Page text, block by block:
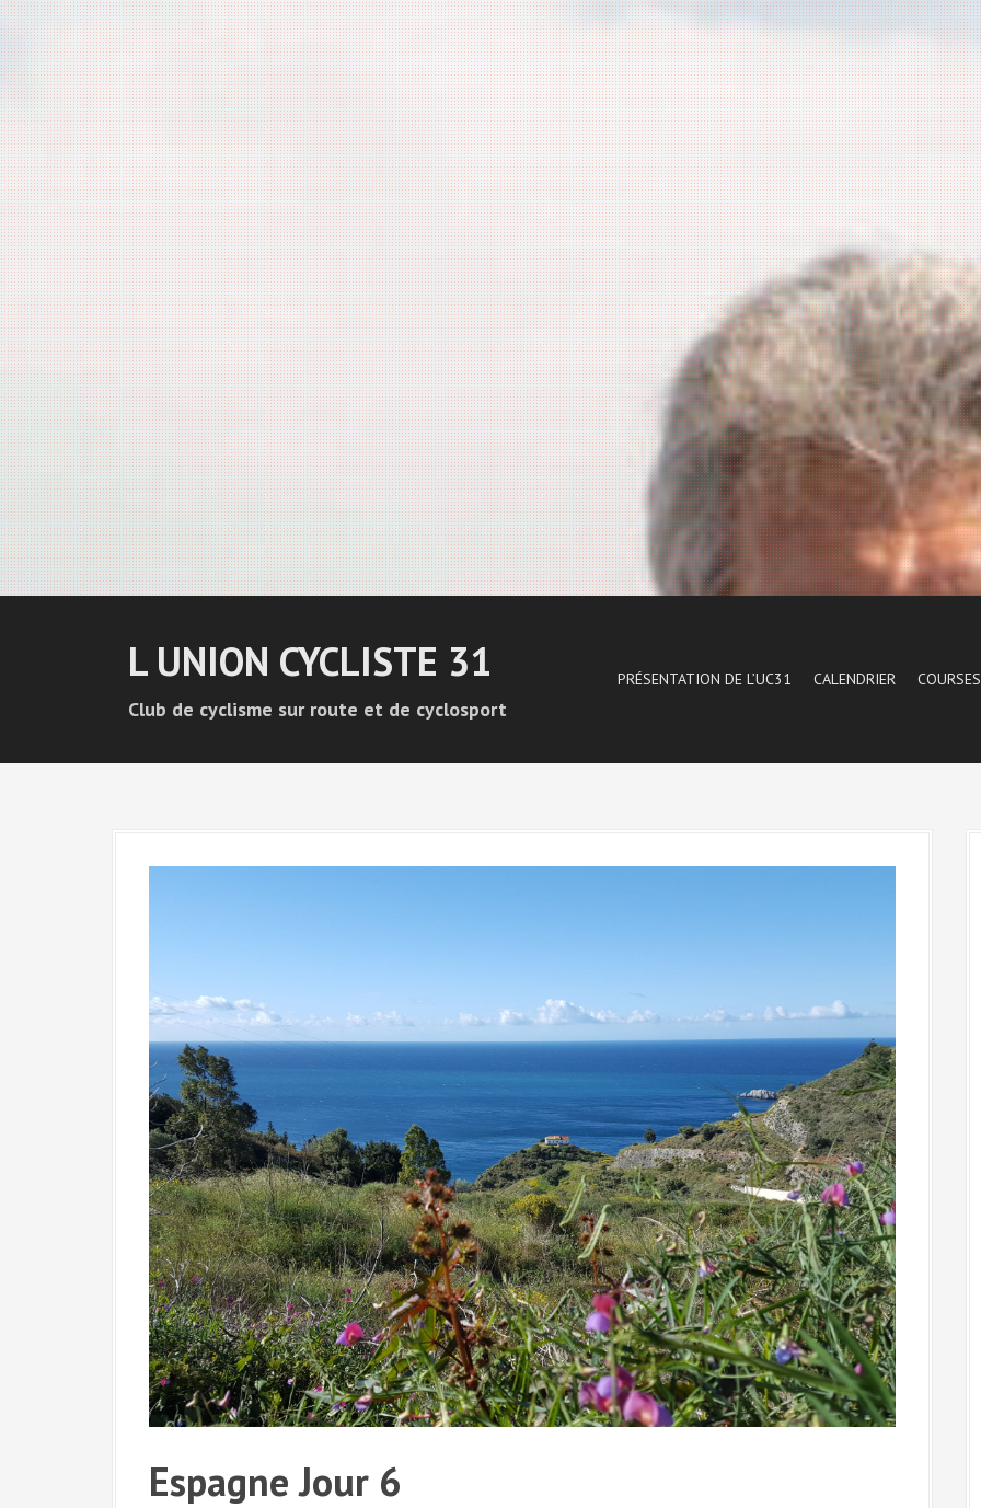
L UNION CYCLISTE 31
Club de cyclisme sur route et de cyclosport
PRÉSENTATION DE L’UC31 CALENDRIER COURSES
Espagne Jour 6